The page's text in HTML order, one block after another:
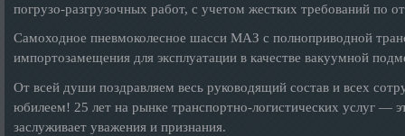
погрузо-разгрузочных работ, с учетом жестких требований по
Самоходное пневмоколесное шасси МАЗ с полноприводной
импортозамещения для эксплуатации в качестве вакуумной
От всей души поздравляем весь руководящий состав и всех
юбилеем! 25 лет на рынке транспортно-логистических услуг —
заслуживает уважения и признания.